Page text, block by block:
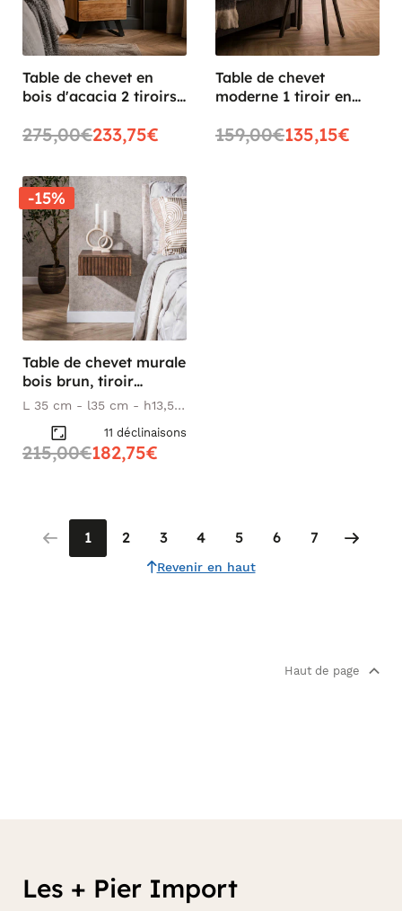
Table de chevet en
bois d'acacia 2 tiroirs
275,00€233,75€
Table de chevet
moderne 1 tiroir en
159,00€135,15€
-15%
Table de chevet murale
bois brun, tiroir
rainuré (x2) NAKO
L 35 cm - l35 cm - h13,5
11 déclinaisons
215,00€182,75€
Revenir en haut
1 2 3 4 5 6 7
Haut de page
Les + Pier Import